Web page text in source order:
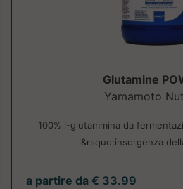
Glutamine
Yamamoto
100% l-glutammina da
l&rsquo;insorgenza
a partire da € 33.99